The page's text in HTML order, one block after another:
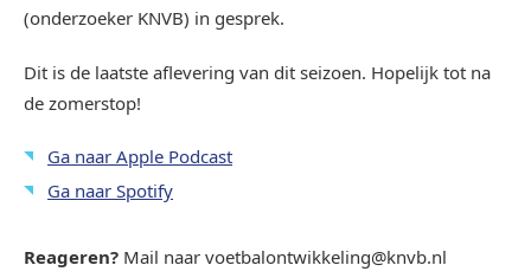
(onderzoeker KNVB) in gesprek.
Dit is de laatste aflevering van dit seizoen. Hopelijk tot na
de zomerstop!
Ga naar Apple Podcast
Ga naar Spotify
Reageren? Mail naar voetbalontwikkeling@knvb.nl